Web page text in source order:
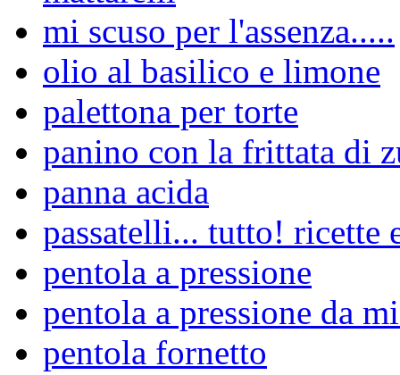
mi scuso per l'assenza.....
olio al basilico e limone
palettona per torte
panino con la frittata di
panna acida
passatelli... tutto! ricette
pentola a pressione
pentola a pressione da
pentola fornetto